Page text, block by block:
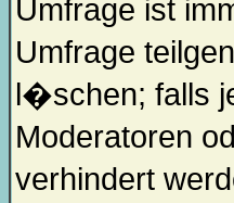
Umfrage ist
Umfrage
l�schen; falls
Moderatoren
verhindert